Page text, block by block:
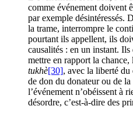
comme événement
par exemple désintéressés.
la trame, interrompre le
pourtant ils appellent, ils
causalités : en un instant.
mettre en rapport la chance,
tukhè[30], avec la liberté
de don du donateur ou de
l’événement n’obéissent à
désordre, c’est-à-dire des